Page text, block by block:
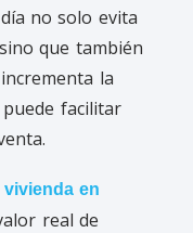
no solo evita
que también
la
facilitar
en
real de